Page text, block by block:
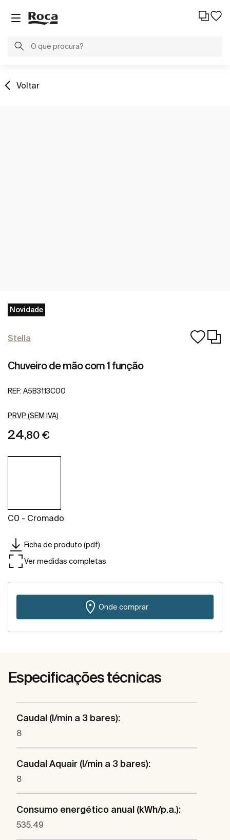
Voltar
Novidade
Stella
Chuveiro de mão com 1 função
REF: A5B3113C00
PRVP (SEM IVA)
24,80 €
C0 - Cromado
Ficha de produto (pdf)
Ver medidas completas
Onde comprar
Especificações técnicas
Caudal (l/min a 3 bares):
8
Caudal Aquair (l/min a 3 bares):
8
Consumo energético anual (kWh/p.a.):
535.49